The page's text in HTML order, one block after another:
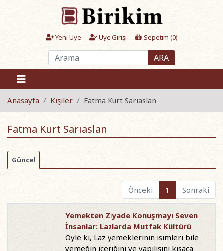
Yeni Üye Üye Girişi Sepetim (0)
ARA
Anasayfa Kişiler Fatma Kurt Sarıaslan
Fatma Kurt Sarıaslan
Güncel
Önceki 1 Sonraki
Yemekten Ziyade Konuşmayı Seven
İnsanlar: Lazlarda Mutfak Kültürü
Öyle ki, Laz yemeklerinin isimleri bile
yemeğin içeriğini ve yapılışını kısaca